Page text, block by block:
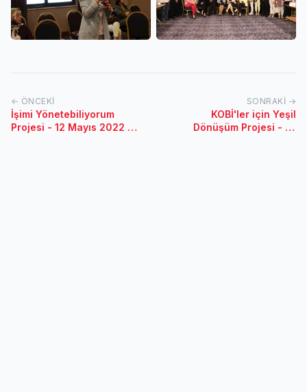
← ÖNCEKI
İşimi Yönetebiliyorum
Projesi - 12 Mayıs 2022 /
SONRAKI →
KOBİ'ler için Yeşil
Dönüşüm Projesi - 16